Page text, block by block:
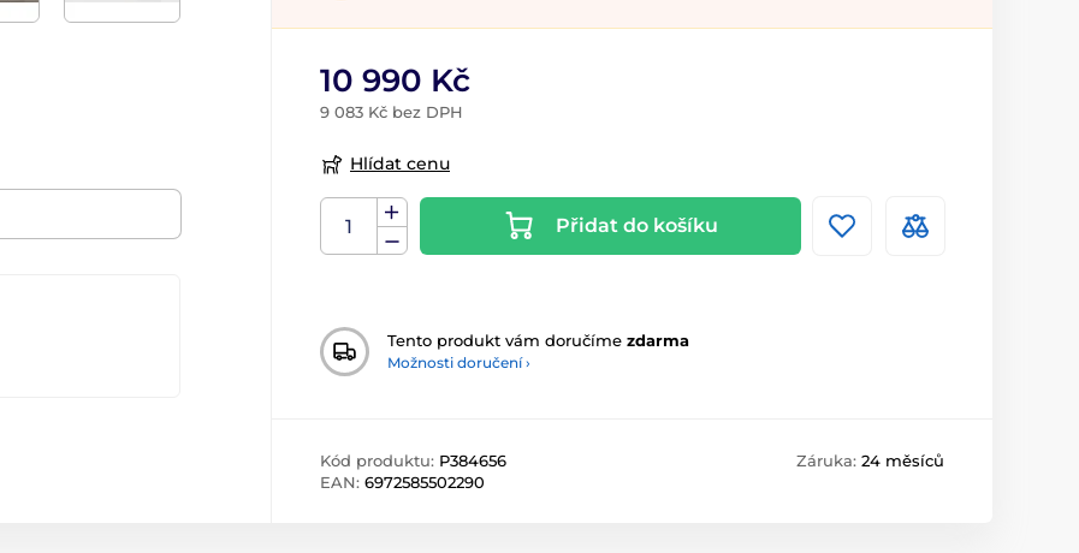
10 990 Kč
9 083 Kč bez DPH
Hlídat cenu
Přidat do košíku
Tento produkt vám doručíme zdarma
Možnosti doručení ›
Kód produktu: P384656
EAN: 6972585502290
Záruka: 24 měsíců